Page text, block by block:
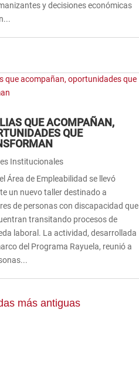
y decisiones económicas
QUE ACOMPAÑAN,
QUE
Institucionales
Área de Empleabilidad se llevó
un nuevo taller destinado a
de personas con discapacidad que
transitando procesos de
laboral. La actividad, desarrollada
del Programa Rayuela, reunió a
más antiguas